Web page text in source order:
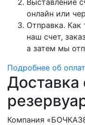
Выставление
онлайн или
Отправка. Как
наш счет,
а затем мы
Подробнее об
Доставка
Компания